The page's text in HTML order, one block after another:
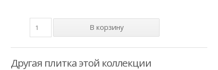
Другая плитка этой коллекции